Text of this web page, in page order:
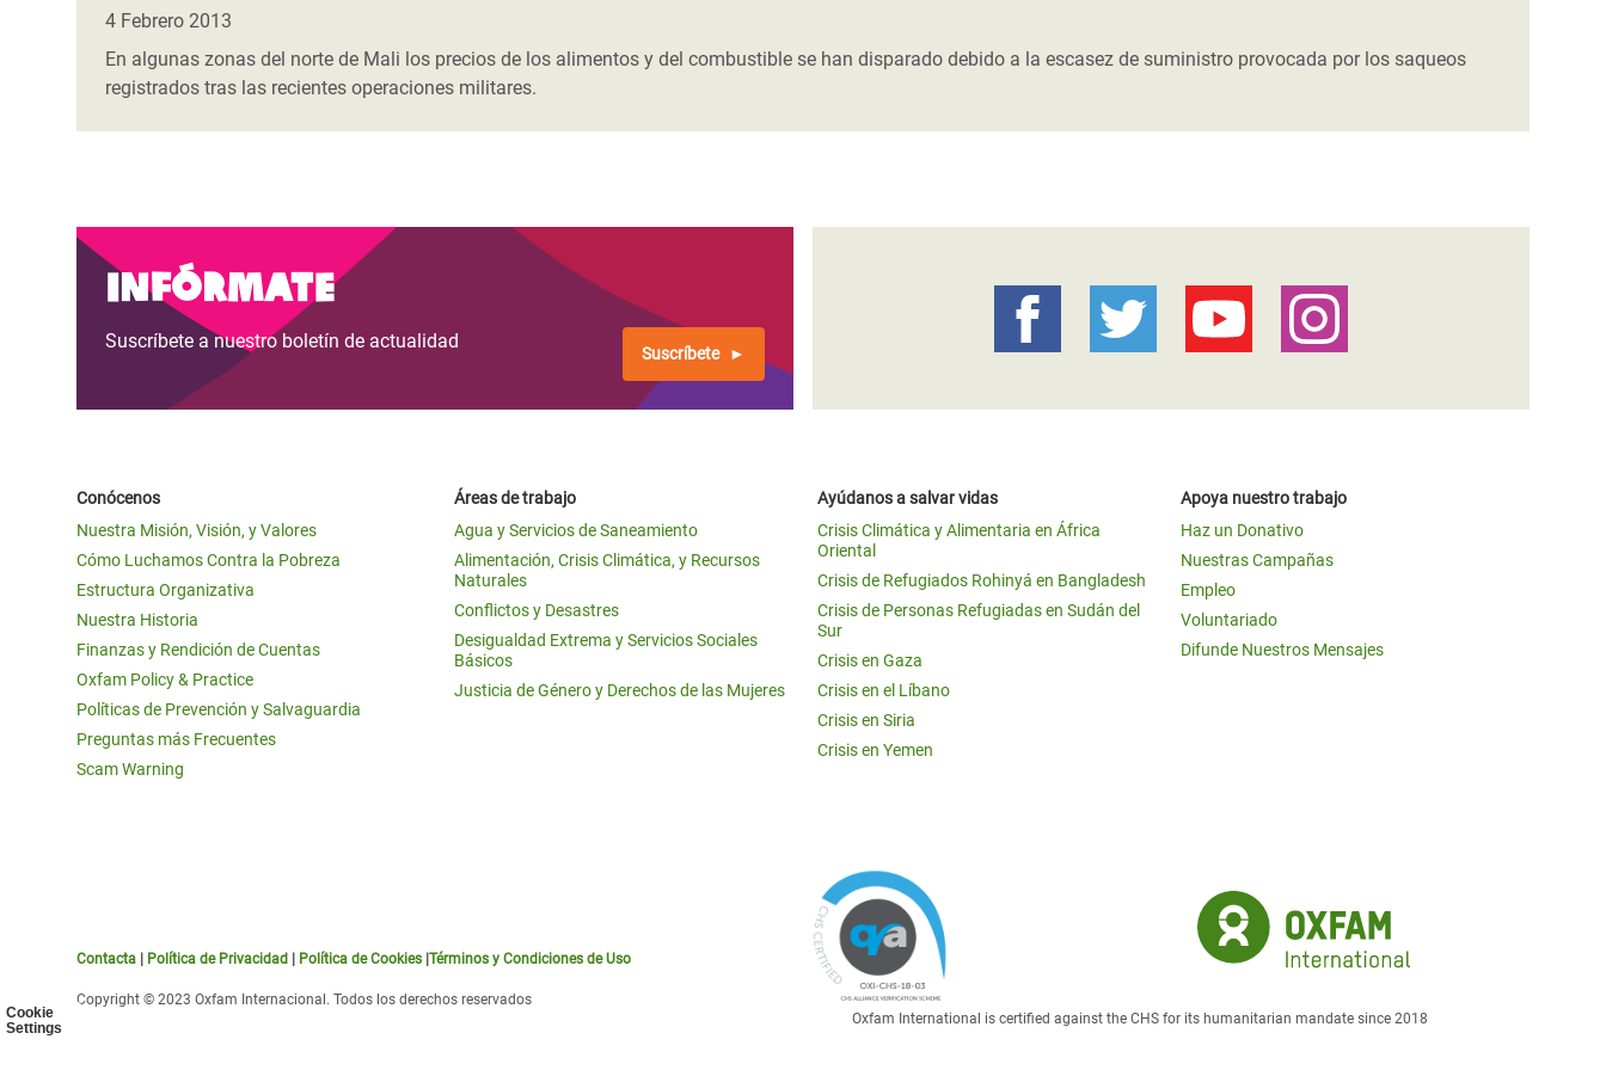
Cookie
Settings
Conflictos y Desastres
Desigualdad Extrema y
Servicios Sociales Básicos
Gender, Rights, and Justice
en África Oriental
en Sudán del Sur
Crisis en Siria
Crisis en Yemen
#ActuaPorElClima
Erradiquemos el Sufrimiento Humano que
se Oculta tras los Alimentos
ayuda
4 Febrero 2013
En algunas zonas del norte de Mali los precios de los alimentos y del combustible se han disparado debido a la escasez de suministro provocada por los saqueos
registrados tras las recientes operaciones militares.
Infórmate
Suscríbete a nuestro boletín de actualidad
Suscríbete
Conócenos
Nuestra Misión, Visión, y Valores
Cómo Luchamos Contra la Pobreza
Estructura Organizativa
Nuestra Historia
Finanzas y Rendición de Cuentas
Oxfam Policy & Practice
Políticas de Prevención y Salvaguardia
Preguntas más Frecuentes
Scam Warning
Áreas de trabajo
Agua y Servicios de Saneamiento
Alimentación, Crisis Climática, y Recursos
Naturales
Conflictos y Desastres
Desigualdad Extrema y Servicios Sociales
Básicos
Justicia de Género y Derechos de las Mujeres
Ayúdanos a salvar vidas
Crisis Climática y Alimentaria en África
Oriental
Crisis de Refugiados Rohinyá en Bangladesh
Crisis de Personas Refugiadas en Sudán del
Sur
Crisis en Gaza
Crisis en el Líbano
Crisis en Siria
Crisis en Yemen
Apoya nuestro trabajo
Haz un Donativo
Nuestras Campañas
Empleo
Voluntariado
Difunde Nuestros Mensajes
Contacta Política de Privacidad Política de Cookies Términos y Condiciones de Uso
Copyright © 2023 Oxfam Internacional. Todos los derechos reservados
Oxfam International is certified against the CHS for its humanitarian mandate since 2018